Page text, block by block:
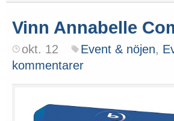
Vinn Annabelle
okt. 12 Event & nöjen,
kommentarer